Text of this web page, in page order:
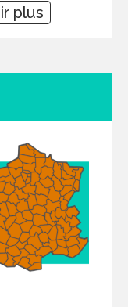
plus